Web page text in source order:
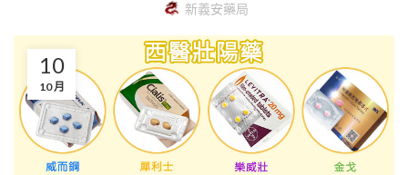
新義安藥局
10
10 月